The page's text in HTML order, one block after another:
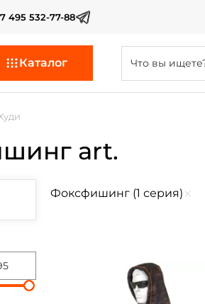
495 532-77-88
Каталог
art.
Фоксфишинг (1 серия)